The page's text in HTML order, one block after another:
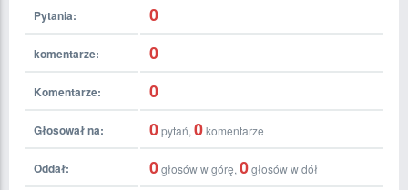
Pytania: 0
komentarze: 0
Komentarze: 0
Głosował na: 0pytań, 0komentarze
Oddał: 0głosów w górę, 0głosów w dół